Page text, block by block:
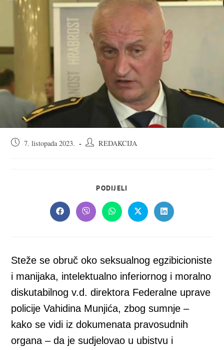
Objava7. listopada 2023.
AutorREDAKCIJA
PODIJELI
CONTENT
Opens
in
Opens
in
Opens
in
Opens
in
Opens
in
Steže se obruč oko seksualnog egzibicioniste
i manijaka, intelektualno inferiornog i moralno
diskutabilnog v.d. direktora Federalne uprave
policije Vahidina Munjića, zbog sumnje –
kako se vidi iz dokumenata pravosudnih
organa – da je sudjelovao u ubistvu i